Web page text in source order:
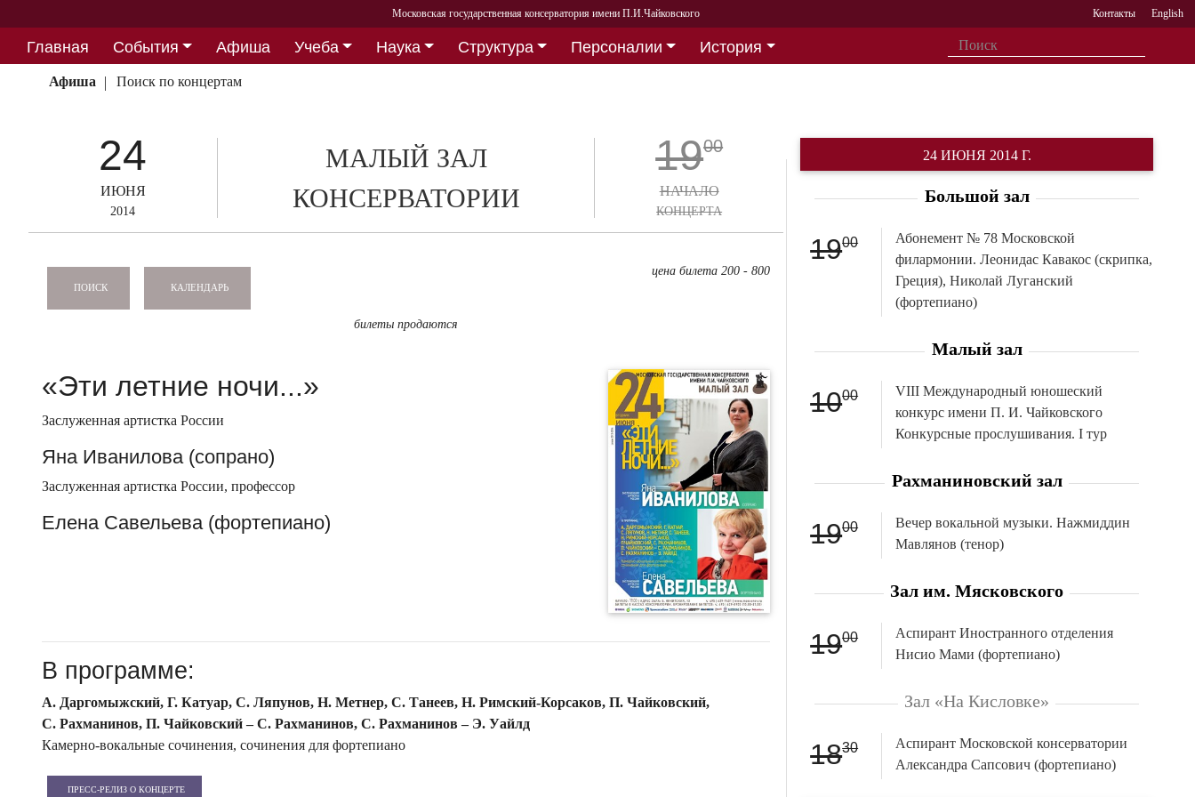
Московская государственная консерватория имени П.И.Чайковского Контакты English
Главная События Афиша Учеба Наука Структура Персоналии
История
Партнерство
Афиша Поиск по концертам
24
ИЮНЯ
2014
МАЛЫЙ ЗАЛ
КОНСЕРВАТОРИИ
1900
НАЧАЛО
КОНЦЕРТА
ПОИСК КАЛЕНДАРЬ
цена билета 200 - 800
билеты продаются
«Эти летние ночи...»
Заслуженная артистка России
Яна Иванилова (сопрано)
Заслуженная артистка России, профессор
Елена Савельева (фортепиано)
В программе:
А. Даргомыжский, Г. Катуар, С. Ляпунов, Н. Метнер, С. Танеев, Н. Римский-Корсаков, П. Чайковский,
С. Рахманинов, П. Чайковский – С. Рахманинов, С. Рахманинов – Э. Уайлд
Камерно-вокальные сочинения, сочинения для фортепиано
ПРЕСС-РЕЛИЗ О КОНЦЕРТЕ
24 ИЮНЯ 2014 Г.
Большой зал
1900
Абонемент № 78 Московской
филармонии. Леонидас Кавакос (скрипка,
Греция), Николай Луганский
(фортепиано)
Малый зал
1000
VIII Международный юношеский
конкурс имени П. И. Чайковского
Конкурсные прослушивания. I тур
Рахманиновский зал
1900
Вечер вокальной музыки. Нажмиддин
Мавлянов (тенор)
Зал им. Мясковского
1900
Аспирант Иностранного отделения
Нисио Мами (фортепиано)
Зал «На Кисловке»
1830
Аспирант Московской консерватории
Александра Сапсович (фортепиано)